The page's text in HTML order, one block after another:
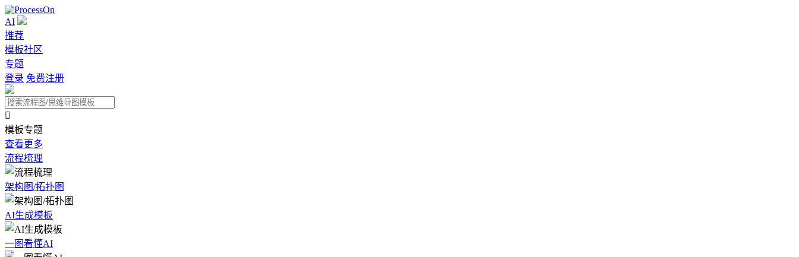
AI
推荐
模板社区
专题
登录 免费注册

模板专题
查看更多
流程梳理
架构图/拓扑图
AI生成模板
一图看懂AI